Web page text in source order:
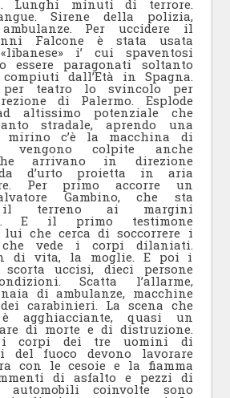
Lunghi minuti di terrore.
Sirene della polizia,
Per uccidere il
Falcone è stata usata
i’ cui spaventosi
essere paragonati soltanto
dall’Età in Spagna.
per teatro lo svincolo per
di Palermo. Esplode
altissimo potenziale che
stradale, aprendo una
mirino c’è la macchina di
vengono colpite anche
arrivano in direzione
d’urto proietta in aria
Per primo accorre un
Gambino, che sta
il terreno ai margini
E il primo testimone
lui che cerca di soccorrere i
vede i corpi dilaniati.
di vita, la moglie. E poi i
uccisi, dieci persone
Scatta l’allarme,
di ambulanze, macchine
carabinieri. La scena che
agghiacciante, quasi un
di morte e di distruzione.
i corpi dei tre uomini di
fuoco devono lavorare
con le cesoie e la fiamma
di asfalto e pezzi di
automobili coinvolte sono